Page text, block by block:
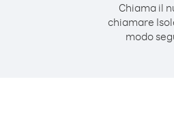
Chiama il
chiamare
modo